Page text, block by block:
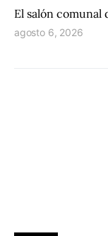
El salón
agosto 6, 2026